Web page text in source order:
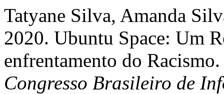
Tatyane Silva, Amanda
2020. Ubuntu Space: Um
enfrentamento do
Congresso Brasileiro de